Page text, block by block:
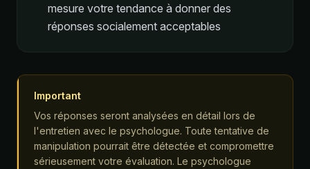
mesure votre tendance à donner des
réponses socialement acceptables
Important
Vos réponses seront analysées en détail lors de
l'entretien avec le psychologue. Toute tentative de
manipulation pourrait être détectée et compromettre
sérieusement votre évaluation. Le psychologue